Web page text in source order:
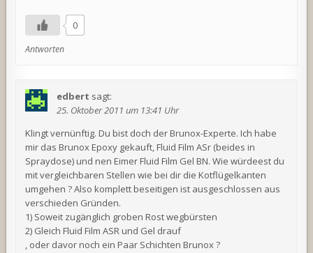
0
Antworten
edbert sagt:
25. Oktober 2011 um 13:41 Uhr
Klingt vernünftig. Du bist doch der Brunox-Experte. Ich habe
mir das Brunox Epoxy gekauft, Fluid Film ASr (beides in
Spraydose) und nen Eimer Fluid Film Gel BN. Wie würdeest du
mit vergleichbaren Stellen wie bei dir die Kotflügelkanten
umgehen ? Also komplett beseitigen ist ausgeschlossen aus
verschieden Gründen.
1) Soweit zugänglich groben Rost wegbürsten
2) Gleich Fluid Film ASR und Gel drauf
, oder davor noch ein Paar Schichten Brunox ?